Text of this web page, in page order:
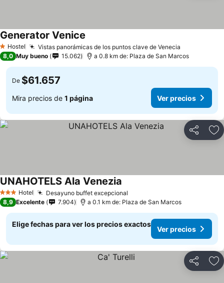
1 Estrellas
Hostel Vistas panorámicas de los puntos clave de Venecia
Generator Venice
8,0 Muy bueno 15.062 a 0.8 km de: Plaza de San Marcos
De $61.657
Mira precios de 1 página Ver precios
Compartir
3 Estrellas
Hotel Desayuno buffet excepcional
UNAHOTELS Ala Venezia
8,9 Excelente 7.904 a 0.1 km de: Plaza de San Marcos
Elige fechas para ver los precios exactos
Ver precios
Compartir